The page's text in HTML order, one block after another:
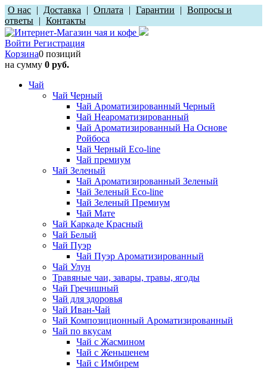
О нас | Доставка | Оплата | Гарантии | Вопросы и
ответы | Контакты
Войти Регистрация
Корзина0 позиций
на сумму 0 руб.
Чай
Чай Черный
Чай Ароматизированный Черный
Чай Неароматизированный
Чай Ароматизированный На Основе
Ройбоса
Чай Черный Eco-line
Чай премиум
Чай Зеленый
Чай Ароматизированный Зеленый
Чай Зеленый Eco-line
Чай Зеленый Премиум
Чай Мате
Чай Каркаде Красный
Чай Белый
Чай Пуэр
Чай Пуэр Ароматизированный
Чай Улун
Травяные чаи, завары, травы, ягоды
Чай Гречишный
Чай для здоровья
Чай Иван-Чай
Чай Композиционный Ароматизированный
Чай по вкусам
Чай с Жасмином
Чай с Женьшенем
Чай с Имбирем